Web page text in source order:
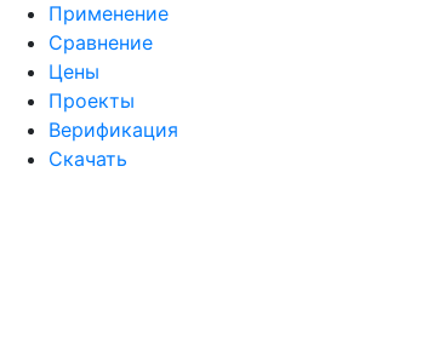
Применение
Сравнение
Цены
Проекты
Верификация
Скачать